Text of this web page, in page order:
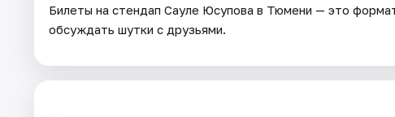
Билеты на стендап Сауле Юсупова в Тюмени — это
обсуждать шутки с друзьями.